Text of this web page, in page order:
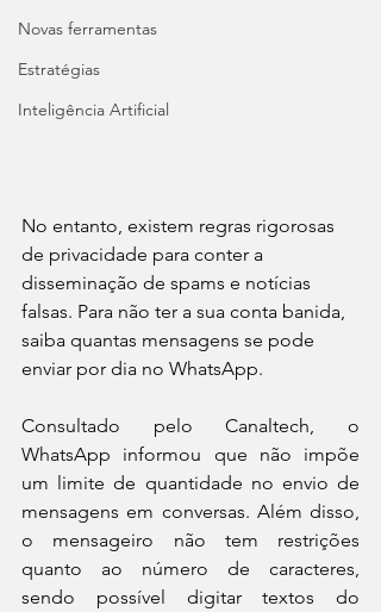
Novas ferramentas
Estratégias
Inteligência Artificial
No entanto, existem regras rigorosas
de privacidade para conter a
disseminação de spams e notícias
falsas. Para não ter a sua conta banida,
saiba quantas mensagens se pode
enviar por dia no WhatsApp.
Consultado pelo Canaltech, o
WhatsApp informou que não impõe
um limite de quantidade no envio de
mensagens em conversas. Além disso,
o mensageiro não tem restrições
quanto ao número de caracteres,
sendo possível digitar textos do